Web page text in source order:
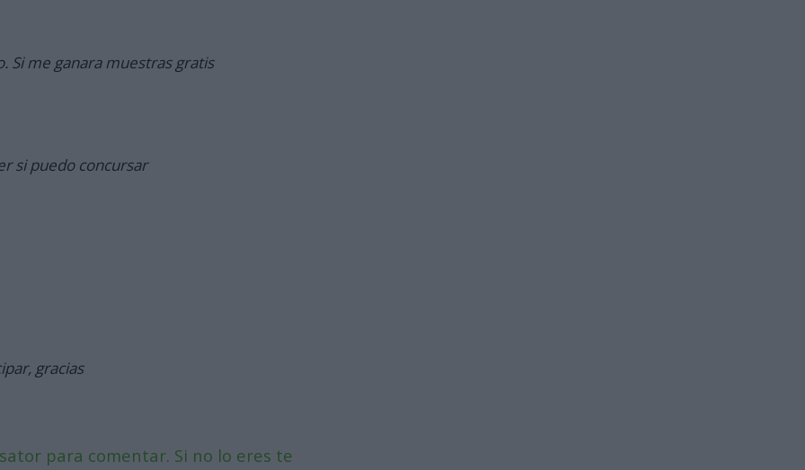
Si me ganara muestras gratis
si puedo concursar
gracias
para comentar. Si no lo eres te